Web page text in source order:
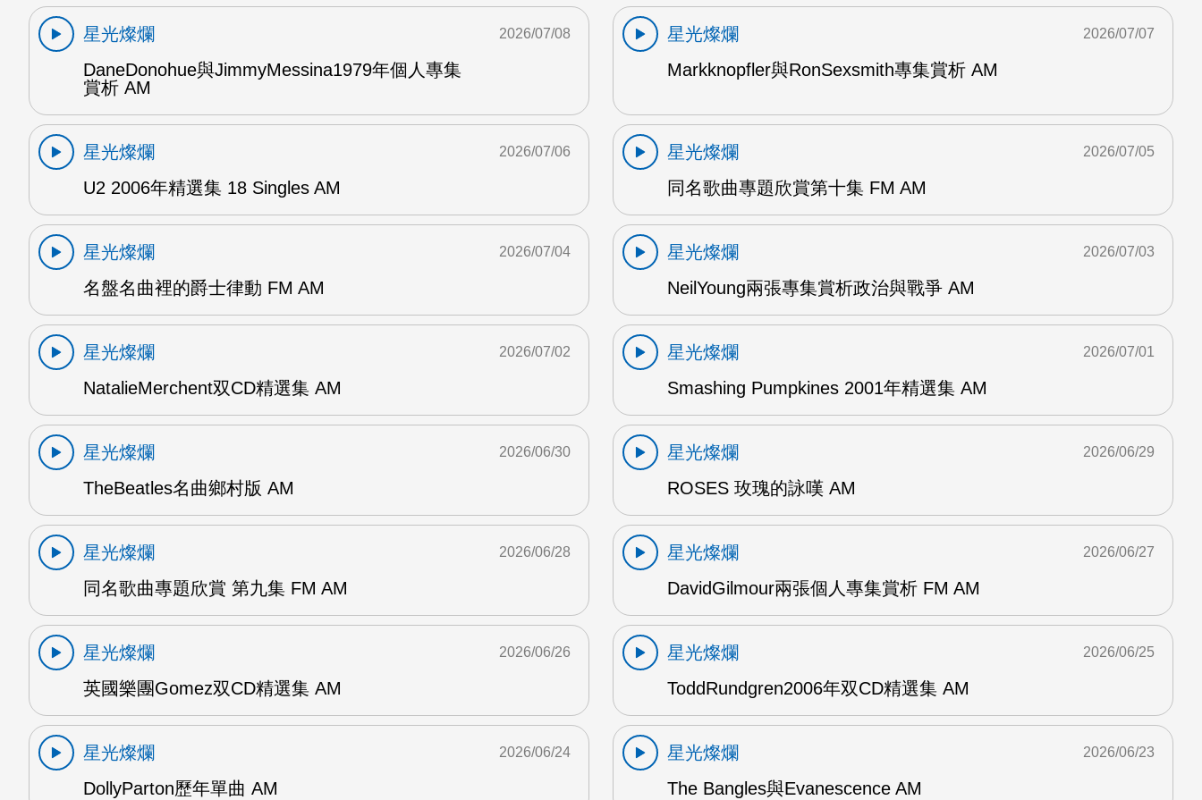
星光燦爛
DaneDonohue與JimmyMessina1979年個人專集
賞析 AM
2026/07/08
星光燦爛
Markknopfler與RonSexsmith專集賞析 AM
2026/07/07
星光燦爛
U2 2006年精選集 18 Singles AM
2026/07/06
星光燦爛
同名歌曲專題欣賞第十集 FM AM
2026/07/05
星光燦爛
名盤名曲裡的爵士律動 FM AM
2026/07/04
星光燦爛
NeilYoung兩張專集賞析政治與戰爭 AM
2026/07/03
星光燦爛
NatalieMerchent双CD精選集 AM
2026/07/02
星光燦爛
Smashing Pumpkines 2001年精選集 AM
2026/07/01
星光燦爛
TheBeatles名曲鄉村版 AM
2026/06/30
星光燦爛
ROSES 玫瑰的詠嘆 AM
2026/06/29
星光燦爛
同名歌曲專題欣賞 第九集 FM AM
2026/06/28
星光燦爛
DavidGilmour兩張個人專集賞析 FM AM
2026/06/27
星光燦爛
英國樂團Gomez双CD精選集 AM
2026/06/26
星光燦爛
ToddRundgren2006年双CD精選集 AM
2026/06/25
星光燦爛
DollyParton歷年單曲 AM
2026/06/24
星光燦爛
The Bangles與Evanescence AM
2026/06/23